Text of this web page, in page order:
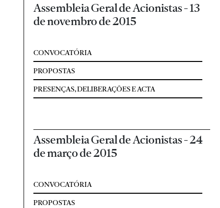
Assembleia Geral de Acionistas - 13
de novembro de 2015
CONVOCATÓRIA
PROPOSTAS
PRESENÇAS, DELIBERAÇÕES E ACTA
Assembleia Geral de Acionistas - 24
de março de 2015
CONVOCATÓRIA
PROPOSTAS